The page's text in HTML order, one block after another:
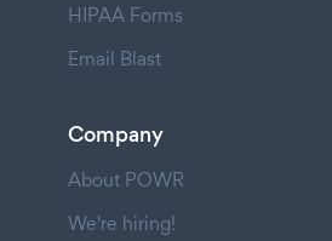
HIPAA Forms
Email Blast
Company
About POWR
We're hiring!